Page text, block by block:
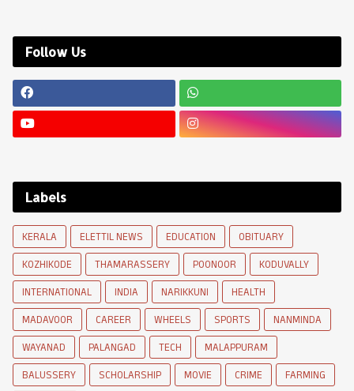
Follow Us
Labels
KERALA ELETTIL NEWS EDUCATION
OBITUARY
KOZHIKODE
THAMARASSERY POONOOR
KODUVALLY
INTERNATIONAL
INDIA NARIKKUNI
HEALTH
MADAVOOR
CAREER WHEELS SPORTS
NANMINDA
WAYANAD
PALANGAD TECH
MALAPPURAM
BALUSSERY
SCHOLARSHIP MOVIE CRIME
FARMING